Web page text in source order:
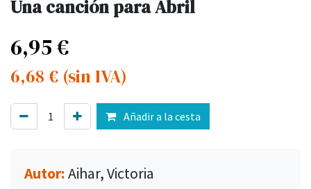
Una canción para Abril
6,95€
6,68 € (sin IVA)
Añadir a la cesta
Autor:Aihar, Victoria